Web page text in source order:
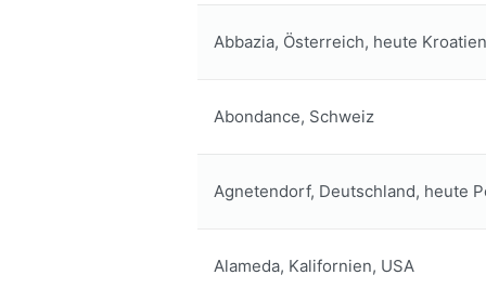
Abbazia, Österreich, heute Kroatien
Abondance, Schweiz
Agnetendorf, Deutschland, heute
Alameda, Kalifornien, USA